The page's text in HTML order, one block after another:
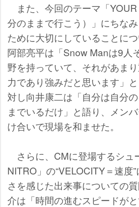
また、今回のテーマ「
分のままで行こう）」にちな
ために大切にしていることにつ
阿部亮平は「Snow Manは9人
野を持っていて、それがあま
力であり強みだと思います」
対し向井康二は「自分は自分
までいるだけ」と語り、メン
け合いで現場を和ませた。
さらに、CMに登場するシュ
NITRO」の“VELOCITY＝速度
さを感じた出来事についての
介は「時間の進むスピードが